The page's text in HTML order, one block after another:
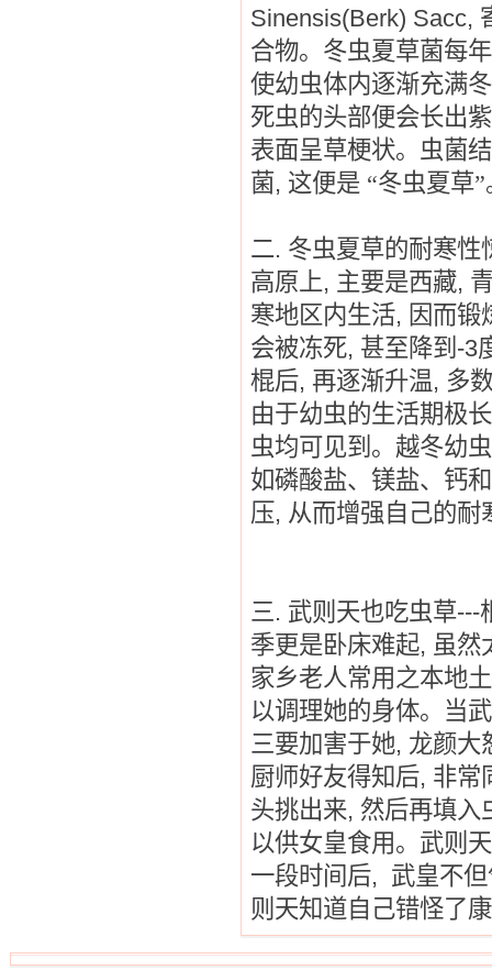
Sinensis(Berk) Sacc,
合物。冬虫夏草菌每
使幼虫体内逐渐充满
死虫的头部便会长出
表面呈草梗状。虫菌
菌, 这便是 “冬虫夏草”
二. 冬虫夏草的耐寒性
高原上, 主要是西藏,
寒地区内生活, 因而锻
会被冻死, 甚至降到 -3
棍后, 再逐渐升温, 多
由于幼虫的生活期极长
虫均可见到。越冬幼
如磷酸盐、镁盐、钙
压, 从而增强自己的耐
三. 武则天也吃虫草---
季更是卧床难起, 虽然
家乡老人常用之本地
以调理她的身体。当
三要加害于她, 龙颜大
厨师好友得知后, 非常
头挑出来, 然后再填入
以供女皇食用。武则
一段时间后, 武皇不
则天知道自己错怪了